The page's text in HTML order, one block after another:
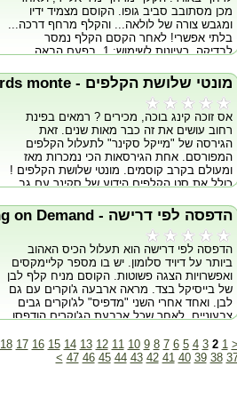
של הדוד היקר שלכם צ'רלי - מהמר זקן בעל
אמונות טפלות. התמונה מראה בברור את
בחירתו של הצופה ומנבאת אותה במאת
האחוזים בכל פעם ויכולה להינתן לבדיקה. "נכס
קיצוני: הרעיון החדש שכאן ישגע את הקהל
שלכם. הפרזנטציה הניתנת לכם במלואה מכילה
בתוכה רגעי תדהמה לא יאומנים ולא מראה כלפי
הצופים שלכם שום רחמים. זוהי הפעם הראשונה
שקאנטון נאפר אישר את השימוש בעיקרון שלו
המבוצע באפקט זה. אתם תצליחו לעבוד אפילו
על קוסמים עם העיקרון החכם והמדהים הזה.
מכיל אביזרים בעלי האיכות הגבוהה ביותר,
הסבר מפורט על העיקרון המדהים של קאנטון,
בצורה שתדהים את הקהל שלכם כפי שלא
מכן מסתובב סביב גופו. הקוסם מצמיד ידיו
ומגבש צורה של לולאה... והקלף מרחף דרכה...
בלתי אפשרי! לאחר הקסם הקלף נמסר
לבדיקה. רעיונות לשימוש: 1. בפעם הבאה
שלכם, גרמו לו לרחף מתוך ארנקכם ומיד אל יד.
2. בפעם הבאה שתהיה לכם פגישת עסקים
גדולה, נסו להציע את כרטיס הביקור שלכם בכך
שתגרמו לו להתרומם לפתע מכיסכם, להסתובב
סביב גופכם הישר אל ידו של הקלינט העתידי
שלכם. לאחר דבר כזה כרטיס הביקור שלכם
יהיה בלתי-נשכח! כולל 6 מטרים של חוט בלתי
נראה.
מונטי שלושת הקלפים - Skinner's 3 cards monte
אס זוכה קינג בוכה, מכירים ? רמאים בפינת
רחוב עושים את זה כבר מאות שנים. זאת
הגירסה של "מייקל סקינר" לתעלול הקלפים
המפורסם. אחת הגירסאות הכי נמכרות מאז
ומעולם בקרב קוסמים. מונטי שלושת הקלפים !
כולל את סט הקלפים הידוע של סקינר עם גב
הדפסה לפי דרישה - Printing on Demand
הדפסה לפי דרישה הוא תעלול הכיס האהוב
ביותר על דיויד סלומון. יש בו מספר קליימקסים
ואפשרויות הצגה פשוטות. הקוסם מניח קלף לבן
של בייסיקל בצד. מראה ארבעה ג'וקרים עם גם
לבן. ואחד אחרי השני "מדפיס" לג'וקרים גבים
צבעוניים. לאחר שכל ארבעת הג'וקרים הודפסו,
כולם יחדיו על קלף הבייסיקל הלבן! מגיע עם
קלפי הבייסיקל המיוחדים של דיויד סלומון
1
2
3
4
5
6
7
8
9
10
11
12
13
14
15
16
17
18
38
39
40
41
42
43
44
45
46
47
>